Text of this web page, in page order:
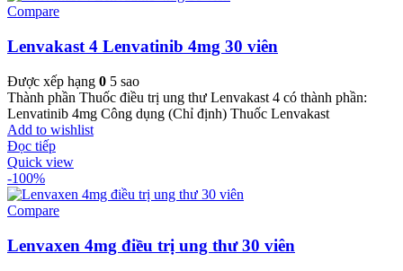
Compare
Lenvakast 4 Lenvatinib 4mg 30 viên
Được xếp hạng 0 5 sao
Thành phần Thuốc điều trị ung thư Lenvakast 4 có thành phần:
Lenvatinib 4mg Công dụng (Chỉ định) Thuốc Lenvakast
Add to wishlist
Đọc tiếp
Quick view
-100%
Compare
Lenvaxen 4mg điều trị ung thư 30 viên